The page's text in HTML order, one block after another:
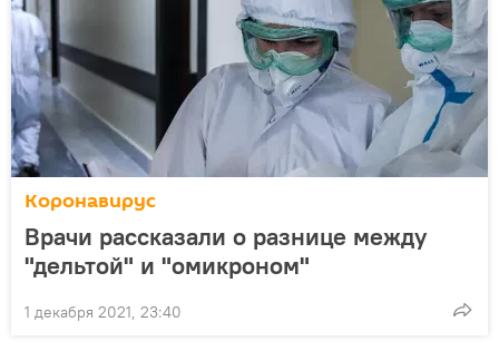
Коронавирус
Врачи рассказали о разнице между
"дельтой" и "омикроном"
1 декабря 2021, 23:40